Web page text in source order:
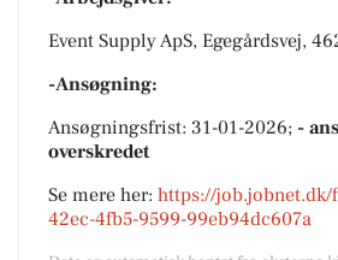
Event Supply ApS, Egegårdsvej,
-Ansøgning:
Ansøgningsfrist: 31-01-2026; -
overskredet
Se mere her: https://
42ec-4fb5-9599-99eb94dc607a